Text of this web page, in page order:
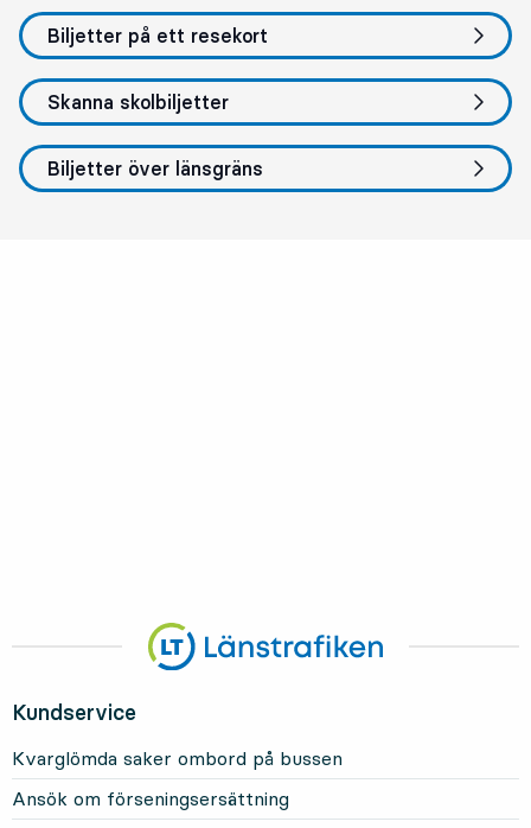
Biljetter på ett resekort
Skanna skolbiljetter
Biljetter över länsgräns
Kundservice
Kvarglömda saker ombord på bussen
Ansök om förseningsersättning